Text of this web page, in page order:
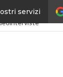
servizi